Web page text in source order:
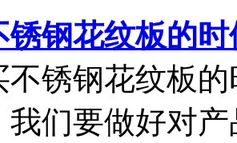
锈钢花纹板的
不锈钢花纹板
我们要做好对